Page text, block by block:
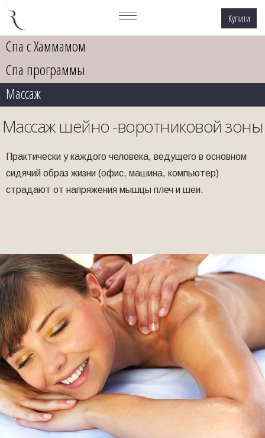
Купити
Спа с Хаммамом
Спа программы
Массаж
Массаж шейно -воротниковой зоны
Практически у каждого человека, ведущего в основном
сидячий образ жизни (офис, машина, компьютер)
страдают от напряжения мышцы плеч и шеи.